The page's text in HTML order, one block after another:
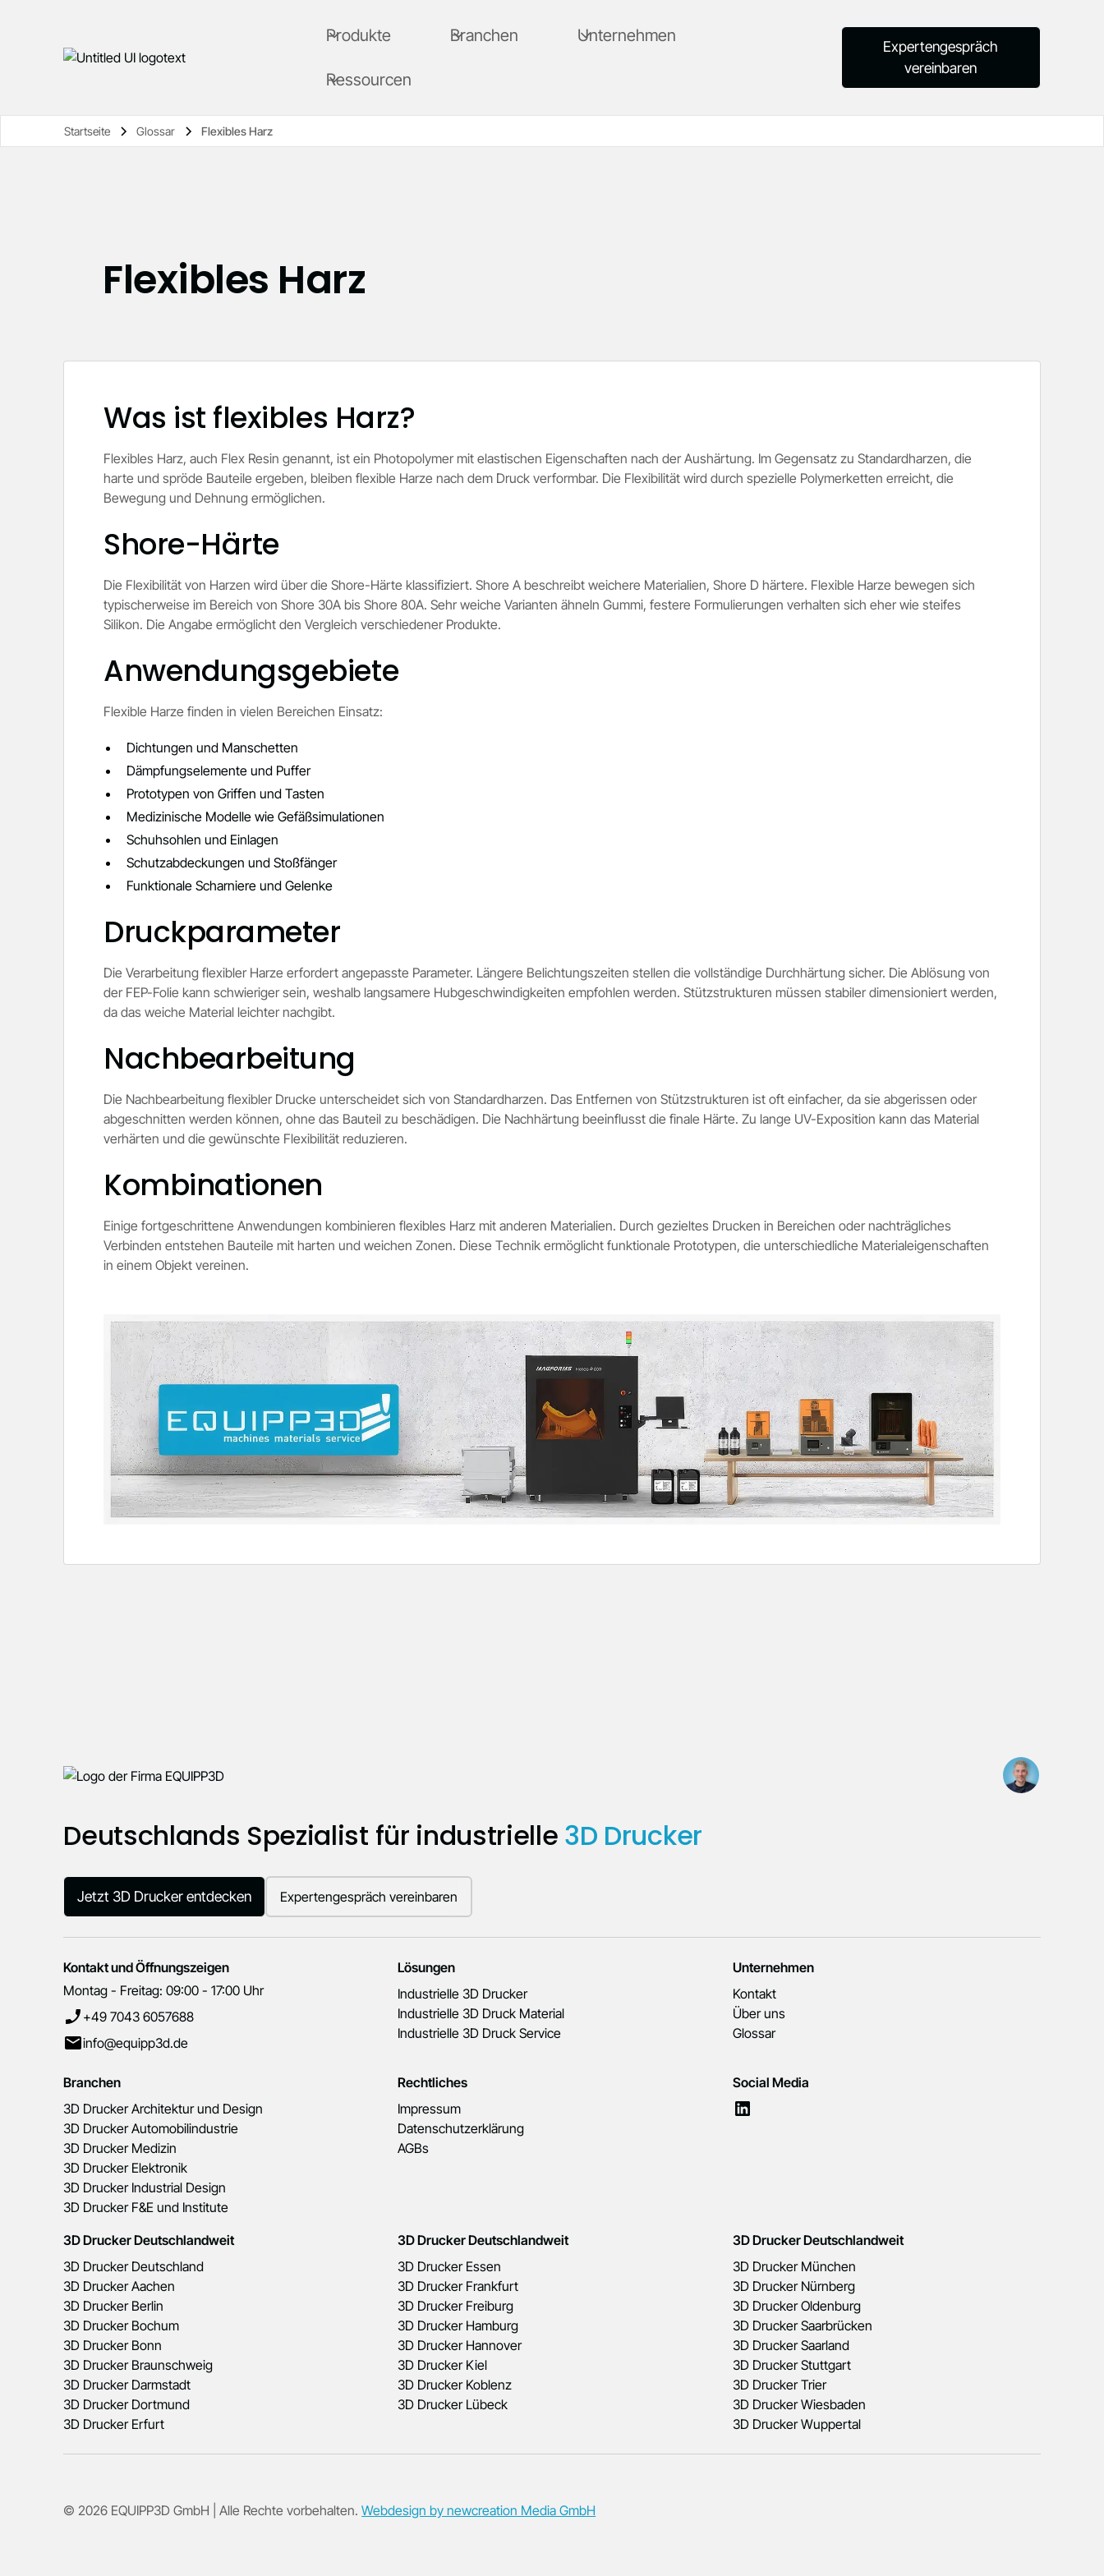
Produkte Branchen Unternehmen
Ressourcen
Expertengespräch
vereinbaren
Startseite Glossar Flexibles Harz
Flexibles Harz
Was ist flexibles Harz?
Flexibles Harz, auch Flex Resin genannt, ist ein Photopolymer mit elastischen Eigenschaften nach der Aushärtung. Im Gegensatz zu Standardharzen, die
harte und spröde Bauteile ergeben, bleiben flexible Harze nach dem Druck verformbar. Die Flexibilität wird durch spezielle Polymerketten erreicht, die
Bewegung und Dehnung ermöglichen.
Shore-Härte
Die Flexibilität von Harzen wird über die Shore-Härte klassifiziert. Shore A beschreibt weichere Materialien, Shore D härtere. Flexible Harze bewegen sich
typischerweise im Bereich von Shore 30A bis Shore 80A. Sehr weiche Varianten ähneln Gummi, festere Formulierungen verhalten sich eher wie steifes
Silikon. Die Angabe ermöglicht den Vergleich verschiedener Produkte.
Anwendungsgebiete
Flexible Harze finden in vielen Bereichen Einsatz:
Dichtungen und Manschetten
Dämpfungselemente und Puffer
Prototypen von Griffen und Tasten
Medizinische Modelle wie Gefäßsimulationen
Schuhsohlen und Einlagen
Schutzabdeckungen und Stoßfänger
Funktionale Scharniere und Gelenke
Druckparameter
Die Verarbeitung flexibler Harze erfordert angepasste Parameter. Längere Belichtungszeiten stellen die vollständige Durchhärtung sicher. Die Ablösung von
der FEP-Folie kann schwieriger sein, weshalb langsamere Hubgeschwindigkeiten empfohlen werden. Stützstrukturen müssen stabiler dimensioniert werden,
da das weiche Material leichter nachgibt.
Nachbearbeitung
Die Nachbearbeitung flexibler Drucke unterscheidet sich von Standardharzen. Das Entfernen von Stützstrukturen ist oft einfacher, da sie abgerissen oder
abgeschnitten werden können, ohne das Bauteil zu beschädigen. Die Nachhärtung beeinflusst die finale Härte. Zu lange UV-Exposition kann das Material
verhärten und die gewünschte Flexibilität reduzieren.
Kombinationen
Einige fortgeschrittene Anwendungen kombinieren flexibles Harz mit anderen Materialien. Durch gezieltes Drucken in Bereichen oder nachträgliches
Verbinden entstehen Bauteile mit harten und weichen Zonen. Diese Technik ermöglicht funktionale Prototypen, die unterschiedliche Materialeigenschaften
in einem Objekt vereinen.
Deutschlands Spezialist für industrielle 3D Drucker
Jetzt 3D Drucker entdecken Expertengespräch vereinbaren
Kontakt und Öffnungszeigen
Montag - Freitag: 09:00 - 17:00 Uhr
+49 7043 6057688
info@equipp3d.de
Lösungen
Industrielle 3D Drucker
Industrielle 3D Druck Material
Industrielle 3D Druck Service
Unternehmen
Kontakt
Über uns
Glossar
Branchen
3D Drucker Architektur und Design
3D Drucker Automobilindustrie
3D Drucker Medizin
3D Drucker Elektronik
3D Drucker Industrial Design
3D Drucker F&E und Institute
Rechtliches
Impressum
Datenschutzerklärung
AGBs
Social Media
3D Drucker Deutschlandweit
3D Drucker Deutschland
3D Drucker Aachen
3D Drucker Berlin
3D Drucker Bochum
3D Drucker Bonn
3D Drucker Braunschweig
3D Drucker Darmstadt
3D Drucker Dortmund
3D Drucker Erfurt
3D Drucker Deutschlandweit
3D Drucker Essen
3D Drucker Frankfurt
3D Drucker Freiburg
3D Drucker Hamburg
3D Drucker Hannover
3D Drucker Kiel
3D Drucker Koblenz
3D Drucker Lübeck
3D Drucker Deutschlandweit
3D Drucker München
3D Drucker Nürnberg
3D Drucker Oldenburg
3D Drucker Saarbrücken
3D Drucker Saarland
3D Drucker Stuttgart
3D Drucker Trier
3D Drucker Wiesbaden
3D Drucker Wuppertal
© 2026 EQUIPP3D GmbH | Alle Rechte vorbehalten.Webdesign by newcreation Media GmbH